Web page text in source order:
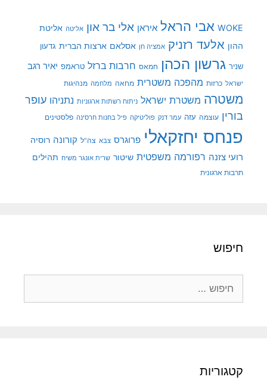
WOKE אבי הראל איראן אלי בר און אליטה אליטת
ההון אלעד רזניק אמציה חן אסלאם ארצות הברית גדעון
שניר גרשון הכהן חמאס חרבות ברזל טראמפ יאיר רגב
ישראל כרזות מהפכה משטרית מחאה מלחמה מנהיגות
משטרה משטרת ישראל ניתוח רשתות ארגוניות נתניהו עופר
בורין עוצמה עזה עמר דנק פוליטיקה פיל בחנות חרסינה פלסטינים
פנחס יחזקאלי פרוגרס צבא צה"ל קורונה רוסיה
רועי צזנה רפורמה משפטית שיטור שרית אונגר משיח תהילים
תרבות ארגונית
חיפוש
קטגוריות